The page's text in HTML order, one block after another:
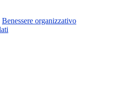
Benessere organizzativo